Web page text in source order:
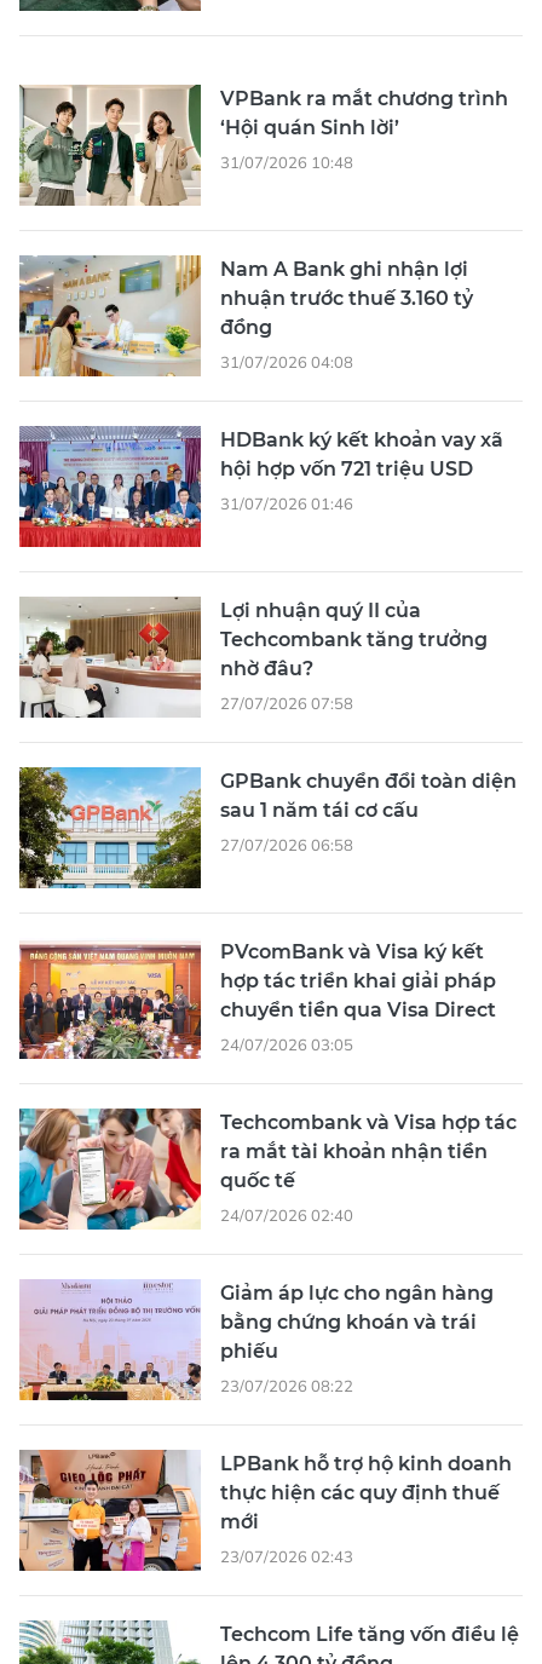
VPBank ra mắt chương trình
‘Hội quán Sinh lời’
31/07/2026 10:48
Nam A Bank ghi nhận lợi
nhuận trước thuế 3.160 tỷ
đồng
31/07/2026 04:08
HDBank ký kết khoản vay xã
hội hợp vốn 721 triệu USD
31/07/2026 01:46
Lợi nhuận quý II của
Techcombank tăng trưởng
nhờ đâu?
27/07/2026 07:58
GPBank chuyển đổi toàn diện
sau 1 năm tái cơ cấu
27/07/2026 06:58
PVcomBank và Visa ký kết
hợp tác triển khai giải pháp
chuyển tiền qua Visa Direct
24/07/2026 03:05
Techcombank và Visa hợp tác
ra mắt tài khoản nhận tiền
quốc tế
24/07/2026 02:40
Giảm áp lực cho ngân hàng
bằng chứng khoán và trái
phiếu
23/07/2026 08:22
LPBank hỗ trợ hộ kinh doanh
thực hiện các quy định thuế
mới
23/07/2026 02:43
Techcom Life tăng vốn điều lệ